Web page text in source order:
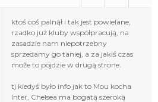
ktoś coś palnął i tak jest powielane,
rzadko już kluby współpracują, na
zasadzie nam niepotrzebny
sprzedamy go taniej, a za jakiś czas
może to pójdzie w drugą strone.
tj kiedyś było info jak to Mou kocha
Inter, Chelsea ma bogatą szeroką